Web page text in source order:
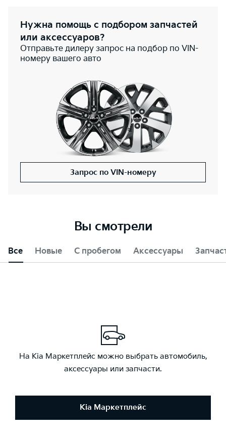
Нужна помощь с подбором запчастей
или аксессуаров?
Отправьте дилеру запрос на подбор по VIN-
номеру вашего авто
Запрос по VIN-номеру
Вы смотрели
Все Новые С пробегом Аксессуары
На Kia Маркетплейс можно выбрать автомобиль,
аксессуары или запчасти.
Kia Маркетплейс